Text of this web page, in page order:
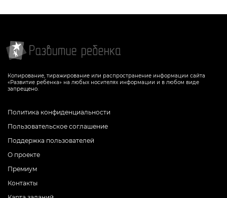
Копирование, тиражирование или распространение информации сайта
«Развитие ребенка» на любых носителях информации и в любом виде
запрещено.
Политика конфиденциальности
Пользовательское соглашение
Поддержка пользователей
О проекте
Премиум
Контакты